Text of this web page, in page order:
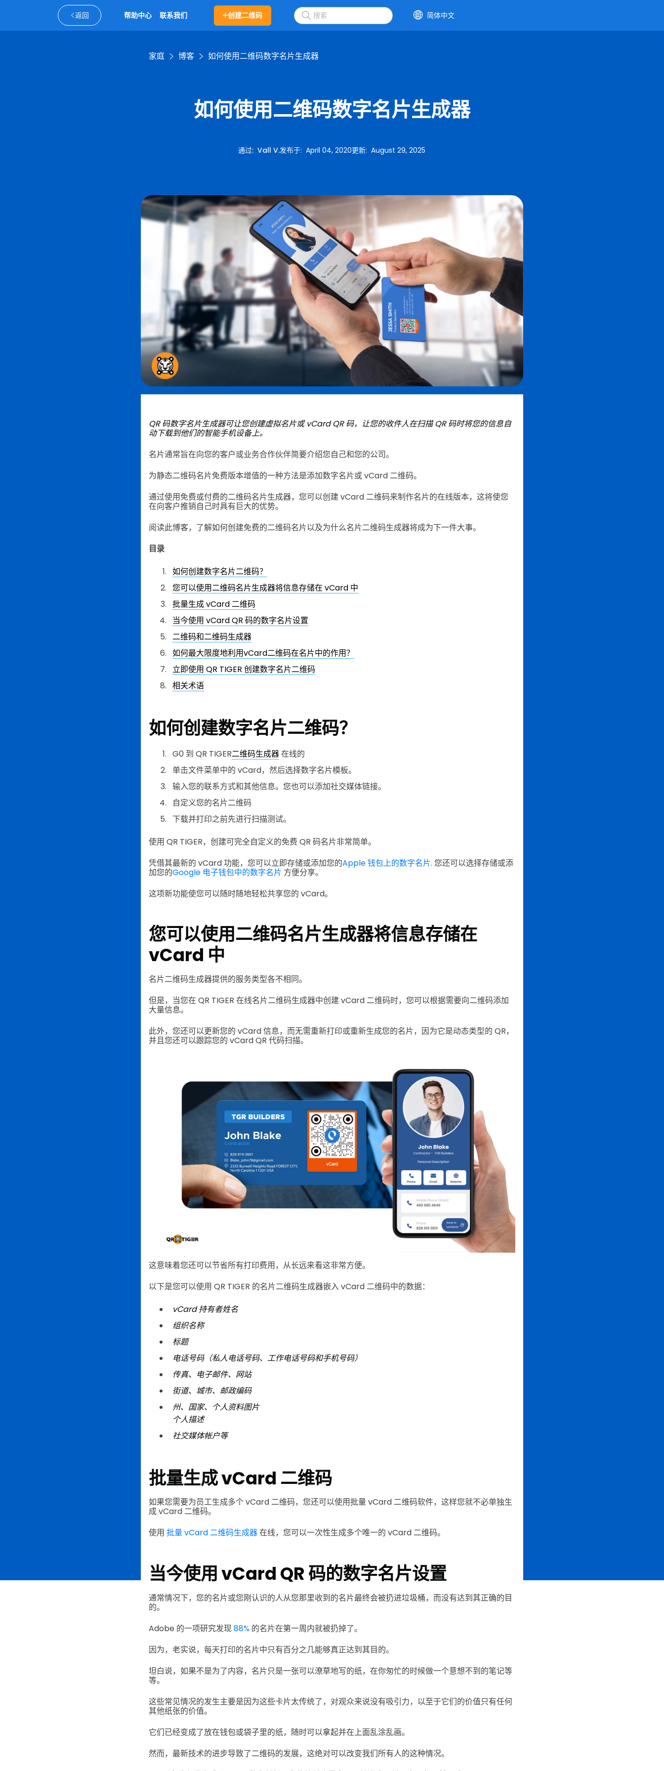
返回 帮助中心 联系我们 创建二维码 简体中文
家庭 博客 如何使用二维码数字名片生成器
如何使用二维码数字名片生成器
通过:Vall V.发布于:April 04, 2020更新:August 29, 2025
QR 码数字名片生成器可让您创建虚拟名片或 vCard QR 码，让您的收件人在扫描 QR 码时将您的信息自
动下载到他们的智能手机设备上。
名片通常旨在向您的客户或业务合作伙伴简要介绍您自己和您的公司。
为静态二维码名片免费版本增值的一种方法是添加数字名片或 vCard 二维码。
通过使用免费或付费的二维码名片生成器，您可以创建 vCard 二维码来制作名片的在线版本，这将使您
在向客户推销自己时具有巨大的优势。
阅读此博客，了解如何创建免费的二维码名片以及为什么名片二维码生成器将成为下一件大事。
目录
如何创建数字名片二维码？
您可以使用二维码名片生成器将信息存储在 vCard 中
批量生成 vCard 二维码
当今使用 vCard QR 码的数字名片设置
二维码和二维码生成器
如何最大限度地利用vCard二维码在名片中的作用？
立即使用 QR TIGER 创建数字名片二维码
相关术语
如何创建数字名片二维码？
G0 到 QR TIGER二维码生成器在线的
单击文件菜单中的 vCard，然后选择数字名片模板。
输入您的联系方式和其他信息。您也可以添加社交媒体链接。
自定义您的名片二维码
下载并打印之前先进行扫描测试。
使用 QR TIGER，创建可完全自定义的免费 QR 码名片非常简单。
凭借其最新的 vCard 功能，您可以立即存储或添加您的Apple 钱包上的数字名片. 您还可以选择存储或添
加您的Google 电子钱包中的数字名片 方便分享。
这项新功能使您可以随时随地轻松共享您的 vCard。
您可以使用二维码名片生成器将信息存储在
vCard 中
名片二维码生成器提供的服务类型各不相同。
但是，当您在 QR TIGER 在线名片二维码生成器中创建 vCard 二维码时，您可以根据需要向二维码添加
大量信息。
此外，您还可以更新您的 vCard 信息，而无需重新打印或重新生成您的名片，因为它是动态类型的 QR，
并且您还可以跟踪您的 vCard QR 代码扫描。
这意味着您还可以节省所有打印费用，从长远来看这非常方便。
以下是您可以使用 QR TIGER 的名片二维码生成器嵌入 vCard 二维码中的数据：
vCard 持有者姓名
组织名称
标题
电话号码（私人电话号码、工作电话号码和手机号码）
传真、电子邮件、网站
街道、城市、邮政编码
州、国家、个人资料图片
个人描述
社交媒体帐户等
批量生成 vCard 二维码
如果您需要为员工生成多个 vCard 二维码，您还可以使用批量 vCard 二维码软件，这样您就不必单独生
成 vCard 二维码。
使用 批量 vCard 二维码生成器在线，您可以一次性生成多个唯一的 vCard 二维码。
当今使用 vCard QR 码的数字名片设置
通常情况下，您的名片或您刚认识的人从您那里收到的名片最终会被扔进垃圾桶，而没有达到其正确的目
的。
Adobe 的一项研究发现88%的名片在第一周内就被扔掉了。
因为，老实说，每天打印的名片中只有百分之几能够真正达到其目的。
坦白说，如果不是为了内容，名片只是一张可以潦草地写的纸，在你匆忙的时候做一个意想不到的笔记等
等。
这些常见情况的发生主要是因为这些卡片太传统了，对观众来说没有吸引力，以至于它们的价值只有任何
其他纸张的价值。
它们已经变成了放在钱包或袋子里的纸，随时可以拿起并在上面乱涂乱画。
然而，最新技术的进步导致了二维码的发展，这绝对可以改变我们所有人的这种情况。